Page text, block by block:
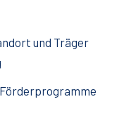
und Träger